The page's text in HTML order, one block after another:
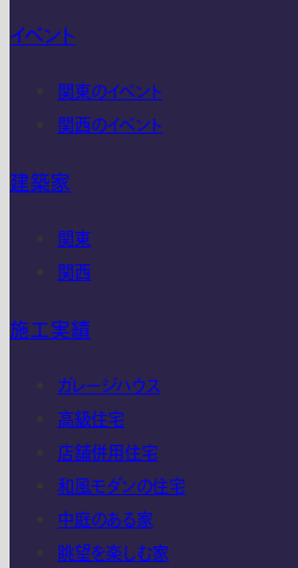
イベント
関東のイベント
関西のイベント
建築家
関東
関西
施工実績
ガレージハウス
高級住宅
店舗併用住宅
和風モダンの住宅
中庭のある家
眺望を楽しむ家